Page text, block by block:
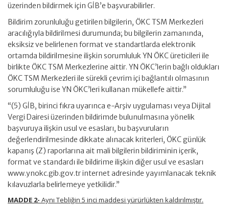
üzerinden bildirmek için GİB’e başvurabilirler.
Bildirim zorunluluğu getirilen bilgilerin, ÖKC TSM Merkezleri
aracılığıyla bildirilmesi durumunda; bu bilgilerin zamanında,
eksiksiz ve belirlenen format ve standartlarda elektronik
ortamda bildirilmesine ilişkin sorumluluk YN ÖKC üreticileri ile
birlikte ÖKC TSM Merkezlerine aittir. YN ÖKC’lerin bağlı oldukları
ÖKC TSM Merkezleri ile sürekli çevrim içi bağlantılı olmasının
sorumluluğu ise YN ÖKC’leri kullanan mükellefe aittir.”
“(5) GİB, birinci fıkra uyarınca e-Arşiv uygulaması veya Dijital
Vergi Dairesi üzerinden bildirimde bulunulmasına yönelik
başvuruya ilişkin usul ve esasları, bu başvuruların
değerlendirilmesinde dikkate alınacak kriterleri, ÖKC günlük
kapanış (Z) raporlarına ait mali bilgilerin bildiriminin içerik,
format ve standardı ile bildirime ilişkin diğer usul ve esasları
www.ynokc.gib.gov.tr internet adresinde yayımlanacak teknik
kılavuzlarla belirlemeye yetkilidir.”
MADDE 2- Aynı Tebliğin 5 inci maddesi yürürlükten kaldırılmıştır.